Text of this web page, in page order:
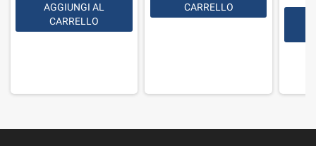
AGGIUNGI AL
CARRELLO
CARRELLO